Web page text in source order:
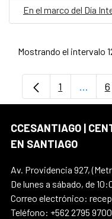
Mostrando el intervalo
Página
1 ... 6
CCESANTIAGO |
EN SANTIAGO
Av. Providencia 927,
De lunes a sábado, de
Correo electrónico:
Teléfono: +562 2795 9700